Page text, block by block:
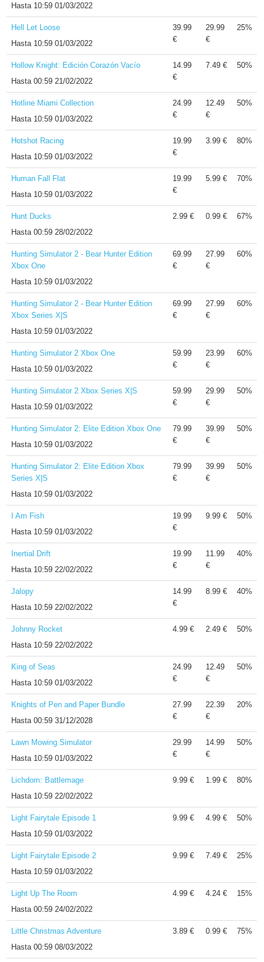
Hasta 10:59 01/03/2022
Hell Let Loose
Hasta 10:59 01/03/2022
39.99
€
29.99
€
25%
Hollow Knight: Edición Corazón Vacío
Hasta00:59 21/02/2022
14.99
€
7.49 € 50%
Hotline Miami Collection
Hasta 10:59 01/03/2022
24.99
€
12.49
€
50%
Hotshot Racing
Hasta 10:59 01/03/2022
19.99
€
3.99 € 80%
Human Fall Flat
Hasta 10:59 01/03/2022
19.99
€
5.99 € 70%
Hunt Ducks
Hasta00:59 28/02/2022
2.99 € 0.99 € 67%
Hunting Simulator 2 - Bear Hunter Edition
Xbox One
Hasta 10:59 01/03/2022
69.99
€
27.99
€
60%
Hunting Simulator 2 - Bear Hunter Edition
Xbox Series X|S
Hasta 10:59 01/03/2022
69.99
€
27.99
€
60%
Hunting Simulator 2 Xbox One
Hasta 10:59 01/03/2022
59.99
€
23.99
€
60%
Hunting Simulator 2 Xbox Series X|S
Hasta 10:59 01/03/2022
59.99
€
29.99
€
50%
Hunting Simulator 2: Elite Edition Xbox One
Hasta 10:59 01/03/2022
79.99
€
39.99
€
50%
Hunting Simulator 2: Elite Edition Xbox
Series X|S
Hasta 10:59 01/03/2022
79.99
€
39.99
€
50%
I Am Fish
Hasta 10:59 01/03/2022
19.99
€
9.99 € 50%
Inertial Drift
Hasta 10:59 22/02/2022
19.99
€
11.99
€
40%
Jalopy
Hasta 10:59 22/02/2022
14.99
€
8.99 € 40%
Johnny Rocket
Hasta 10:59 22/02/2022
4.99 € 2.49 € 50%
King of Seas
Hasta 10:59 01/03/2022
24.99
€
12.49
€
50%
Knights of Pen and Paper Bundle
Hasta00:59 31/12/2028
27.99
€
22.39
€
20%
Lawn Mowing Simulator
Hasta 10:59 01/03/2022
29.99
€
14.99
€
50%
Lichdom: Battlemage
Hasta 10:59 22/02/2022
9.99 € 1.99 € 80%
Light Fairytale Episode 1
Hasta 10:59 01/03/2022
9.99 € 4.99 € 50%
Light Fairytale Episode 2
Hasta 10:59 01/03/2022
9.99 € 7.49 € 25%
Light Up The Room
Hasta00:59 24/02/2022
4.99 € 4.24 € 15%
Little Christmas Adventure
Hasta00:59 08/03/2022
3.89 € 0.99 € 75%